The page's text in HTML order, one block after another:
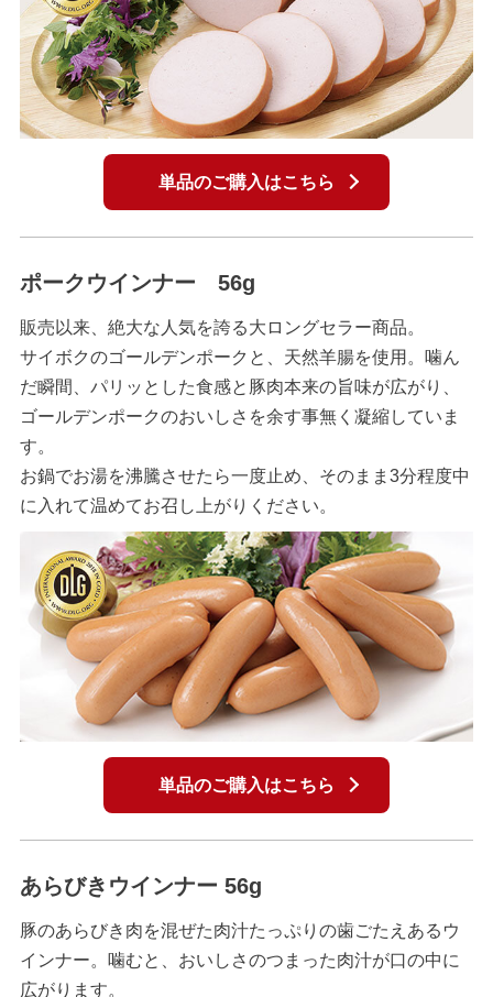
単品のご購入はこちら
ポークウインナー 56g
販売以来、絶大な人気を誇る大ロングセラー商品。
サイボクのゴールデンポークと、天然羊腸を使用。噛ん
だ瞬間、パリッとした食感と豚肉本来の旨味が広がり、
ゴールデンポークのおいしさを余す事無く凝縮していま
す。
お鍋でお湯を沸騰させたら一度止め、そのまま3分程度中
に入れて温めてお召し上がりください。
単品のご購入はこちら
あらびきウインナー 56g
豚のあらびき肉を混ぜた肉汁たっぷりの歯ごたえあるウ
インナー。噛むと、おいしさのつまった肉汁が口の中に
広がります。